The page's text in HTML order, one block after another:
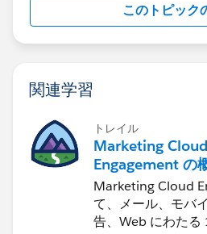
このトピック
関連学習
トレイル
Marketing Cloud
Engagement の
Marketing Cloud
て、メール、モバ
告、Web にわたる